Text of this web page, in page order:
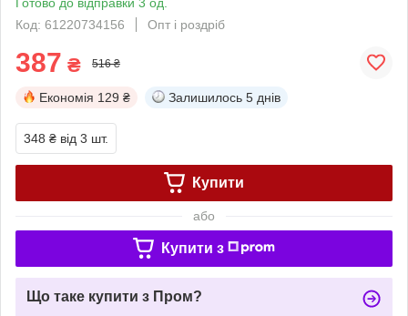
Код: 61220734156
Опт і роздріб
387 ₴ 516 ₴
Економія 129 ₴ Залишилось 5 днів
348 ₴ від 3 шт.
Купити
або
Купити з
Що таке купити з Пром?